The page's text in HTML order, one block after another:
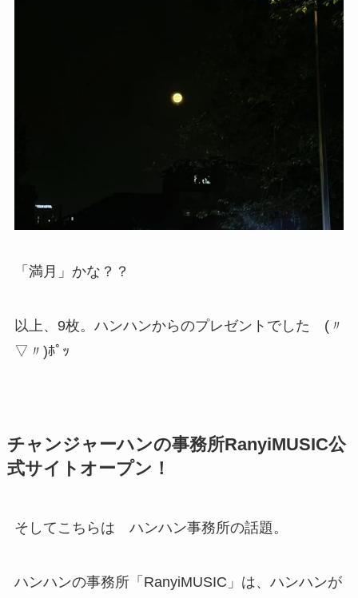
「満月」かな？？
以上、9枚。ハンハンからのプレゼントでした (〃
▽〃)ﾎﾟｯ
チャンジャーハンの事務所RanyiMUSIC公
式サイトオープン！
そしてこちらは ハンハン事務所の話題。
ハンハンの事務所「RanyiMUSIC」は、ハンハンが